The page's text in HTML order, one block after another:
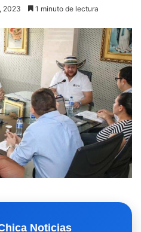
2023 1 minuto de lectura
Noticias